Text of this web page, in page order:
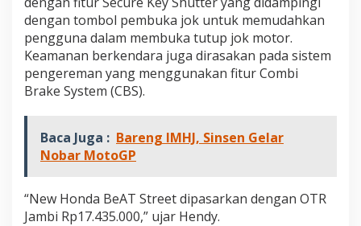
dengan tombol pembuka jok untuk memudahkan
pengguna dalam membuka tutup jok motor.
Keamanan berkendara juga dirasakan pada sistem
pengereman yang menggunakan fitur Combi
Brake System (CBS).
Baca Juga : Bareng IMHJ, Sinsen Gelar
Nobar MotoGP
“New Honda BeAT Street dipasarkan dengan OTR
Jambi Rp17.435.000,” ujar Hendy.